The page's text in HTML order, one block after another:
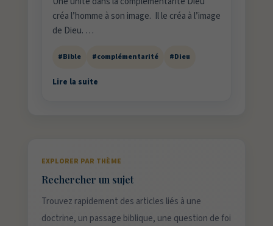
créa l’homme à son image. Il le créa à l’image
de Dieu. …
#Bible #complémentarité #Dieu
Lire la suite
EXPLORER PAR THÈME
Rechercher un sujet
Trouvez rapidement des articles liés à une
doctrine, un passage biblique, une question de foi